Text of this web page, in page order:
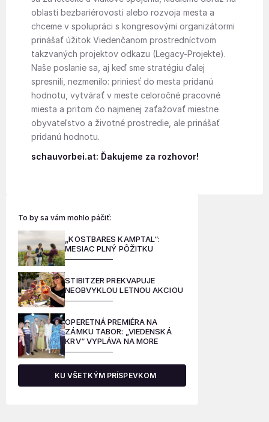
oblasti bezbariérovosti alebo rozvoja mesta a
chceme v spolupráci s kongresovými organizátormi
prinášať úžitok Viedenčanom prostredníctvom
takzvaných projektov odkazu (Legacy-Projekte).
Naše poslanie sa, aj keď sme stratégiu ďalej
spresnili, nezmenilo: priniesť do mesta pridanú
hodnotu, vytvárať v meste celoročné pracovné
miesta a pritom čo najmenej zaťažovať miestne
obyvateľstvo a životné prostredie, ale prinášať
pridanú hodnotu.
schauvorbei.at: Ďakujeme za rozhovor!
To by sa vám mohlo páčiť:
„KOSTBARES KAMPTAL“:
MESIAC PLNÝ PÔŽITKU
STIBITZER PREKVAPUJE
NEOBVYKLOU LETNOU AKCIOU
OPERETNÁ PREMIÉRA NA
ZÁMKU TABOR: „VIEDENSKÁ
KRV“ VYPLÁVA NA MORE
KU VŠETKÝM PRÍSPEVKOM